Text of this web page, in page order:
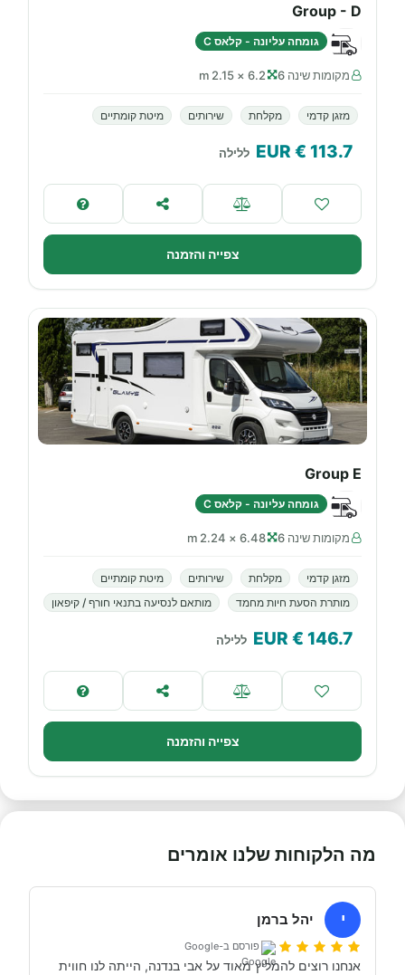
Group - D
גומחה עליונה - קלאס C
מקומות שינה 6 6.2 × 2.15 m
מזגן קדמי מקלחת שירותים מיטת קומתיים
113.7
€ EUR ללילה
צפייה והזמנה
Group E
גומחה עליונה - קלאס C
מקומות שינה 6 6.48 × 2.24 m
מזגן קדמי מקלחת שירותים
מיטת קומתיים
מותרת הסעת חיות מחמד
מותאם לנסיעה בתנאי חורף / קיפאון
146.7
€ EUR ללילה
צפייה והזמנה
מה הלקוחות שלנו אומרים
י יהל ברמן
פורסם ב-Google